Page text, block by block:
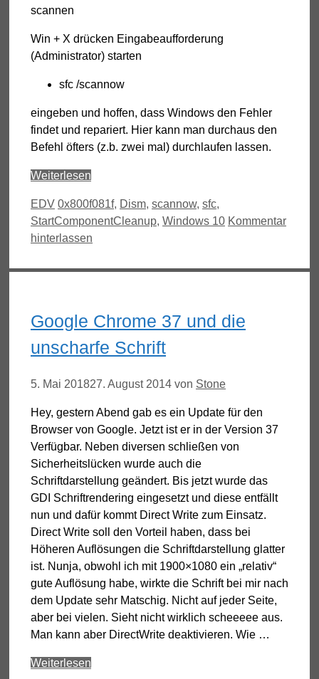
scannen
Win + X drücken Eingabeaufforderung
(Administrator) starten
sfc /scannow
eingeben und hoffen, dass Windows den Fehler
findet und repariert. Hier kann man durchaus den
Befehl öfters (z.b. zwei mal) durchlaufen lassen.
Weiterlesen
Kategorien
EDV Schlagwörter
0x800f081f, Dism, scannow, sfc,
StartComponentCleanup, Windows 10 Kommentar
hinterlassen
Google Chrome 37 und die
unscharfe Schrift
5. Mai 201827. August 2014 von Stone
Hey, gestern Abend gab es ein Update für den
Browser von Google. Jetzt ist er in der Version 37
Verfügbar. Neben diversen schließen von
Sicherheitslücken wurde auch die
Schriftdarstellung geändert. Bis jetzt wurde das
GDI Schriftrendering eingesetzt und diese entfällt
nun und dafür kommt Direct Write zum Einsatz.
Direct Write soll den Vorteil haben, dass bei
Höheren Auflösungen die Schriftdarstellung glatter
ist. Nunja, obwohl ich mit 1900×1080 ein „relativ“
gute Auflösung habe, wirkte die Schrift bei mir nach
dem Update sehr Matschig. Nicht auf jeder Seite,
aber bei vielen. Sieht nicht wirklich scheeeee aus.
Man kann aber DirectWrite deaktivieren. Wie …
Weiterlesen